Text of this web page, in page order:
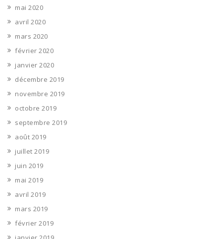
mai 2020
avril 2020
mars 2020
février 2020
janvier 2020
décembre 2019
novembre 2019
octobre 2019
septembre 2019
août 2019
juillet 2019
juin 2019
mai 2019
avril 2019
mars 2019
février 2019